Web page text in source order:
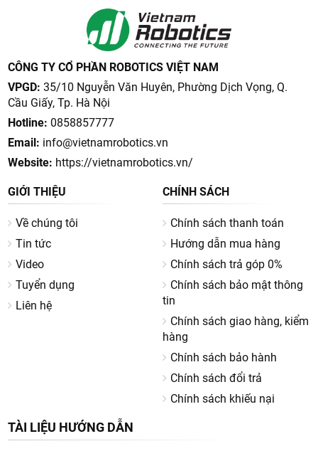
CÔNG TY CỔ PHẦN ROBOTICS VIỆT NAM
VPGD: 35/10 Nguyễn Văn Huyên, Phường Dịch Vọng, Q.
Cầu Giấy, Tp. Hà Nội
Hotline: 0858857777
Email: info@vietnamrobotics.vn
Website: https://vietnamrobotics.vn/
GIỚI THIỆU
Về chúng tôi
Tin tức
Video
Tuyển dụng
Liên hệ
CHÍNH SÁCH
Chính sách thanh toán
Hướng dẫn mua hàng
Chính sách trả góp 0%
Chính sách bảo mật thông
tin
Chính sách giao hàng, kiểm
hàng
Chính sách bảo hành
Chính sách đổi trả
Chính sách khiếu nại
TÀI LIỆU HƯỚNG DẪN